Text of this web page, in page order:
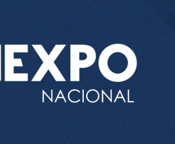
de Pemex; aún está lejos de la meta
la distensión política en Medio Oriente
los combustibles